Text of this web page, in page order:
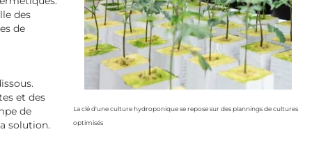
des
de
et des
de
solution.
La clé d'une culture hydroponique se repose sur des plannings de cultures
optimisés